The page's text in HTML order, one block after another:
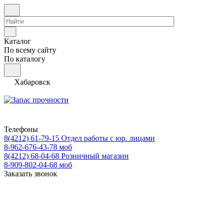
Каталог
По всему сайту
По каталогу
Хабаровск
Телефоны
8(4212) 61-79-15 Отдел работы с юр. лицами
8-962-676-43-78 моб
8(4212) 68-04-68 Розничный магазин
8-909-802-04-68 моб
Заказать звонок